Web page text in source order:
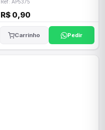
Ref: AP5375
R$ 0,90
Carrinho Pedir